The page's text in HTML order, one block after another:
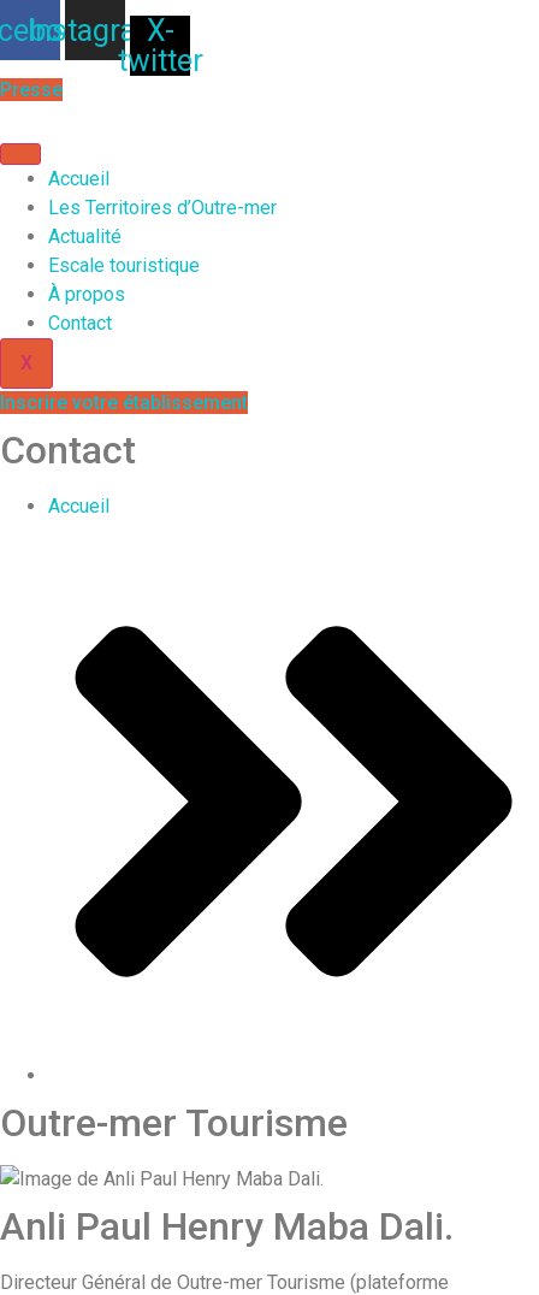
Aller
au InstagramX-
twitter
Presse
Accueil
Les Territoires d’Outre-mer
Actualité
Escale touristique
À propos
Contact
X
Inscrire votre établissement
Contact
Accueil
Outre-mer Tourisme
Anli Paul Henry Maba Dali.
Directeur Général de Outre-mer Tourisme (plateforme